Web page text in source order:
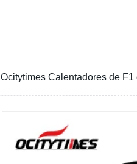
Ocitytimes Calentadores de